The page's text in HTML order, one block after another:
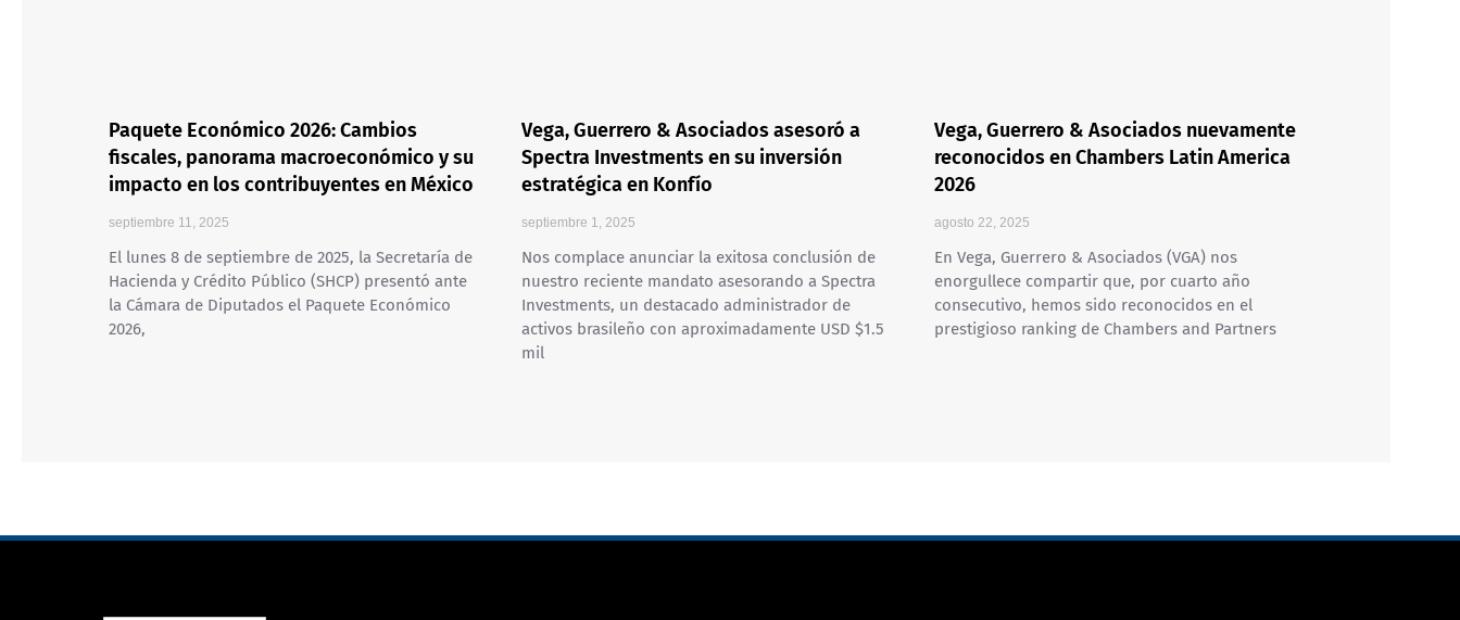
Paquete Económico 2026: Cambios
fiscales, panorama macroeconómico y su
impacto en los contribuyentes en México
septiembre 11, 2025
El lunes 8 de septiembre de 2025, la Secretaría de
Hacienda y Crédito Público (SHCP) presentó ante
la Cámara de Diputados el Paquete Económico
2026,
Vega, Guerrero & Asociados asesoró a
Spectra Investments en su inversión
estratégica en Konfío
septiembre 1, 2025
Nos complace anunciar la exitosa conclusión de
nuestro reciente mandato asesorando a Spectra
Investments, un destacado administrador de
activos brasileño con aproximadamente USD $1.5
mil
Vega, Guerrero & Asociados nuevamente
reconocidos en Chambers Latin America
2026
agosto 22, 2025
En Vega, Guerrero & Asociados (VGA) nos
enorgullece compartir que, por cuarto año
consecutivo, hemos sido reconocidos en el
prestigioso ranking de Chambers and Partners